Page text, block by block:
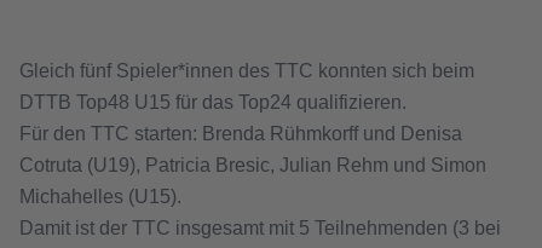
Gleich fünf Spieler*innen des TTC konnten sich beim
DTTB Top48 U15 für das Top24 qualifizieren.
Für den TTC starten: Brenda Rühmkorff und Denisa
Cotruta (U19), Patricia Bresic, Julian Rehm und Simon
Michahelles (U15).
Damit ist der TTC insgesamt mit 5 Teilnehmenden (3 bei